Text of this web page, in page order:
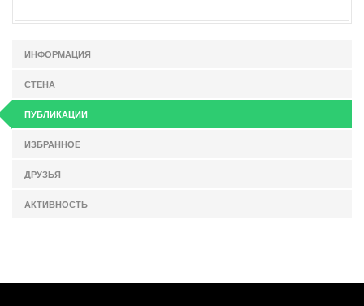
ИНФОРМАЦИЯ
СТЕНА
ПУБЛИКАЦИИ
ИЗБРАННОЕ
ДРУЗЬЯ
АКТИВНОСТЬ